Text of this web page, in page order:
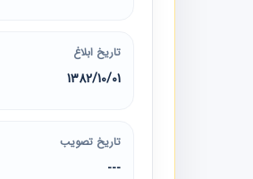
تاریخ ابلاغ
1382/10/01
تاریخ تصویب
---